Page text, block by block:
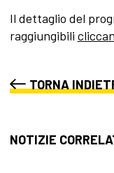
Il dettaglio del
raggiungibili
TORNA
NOTIZIE